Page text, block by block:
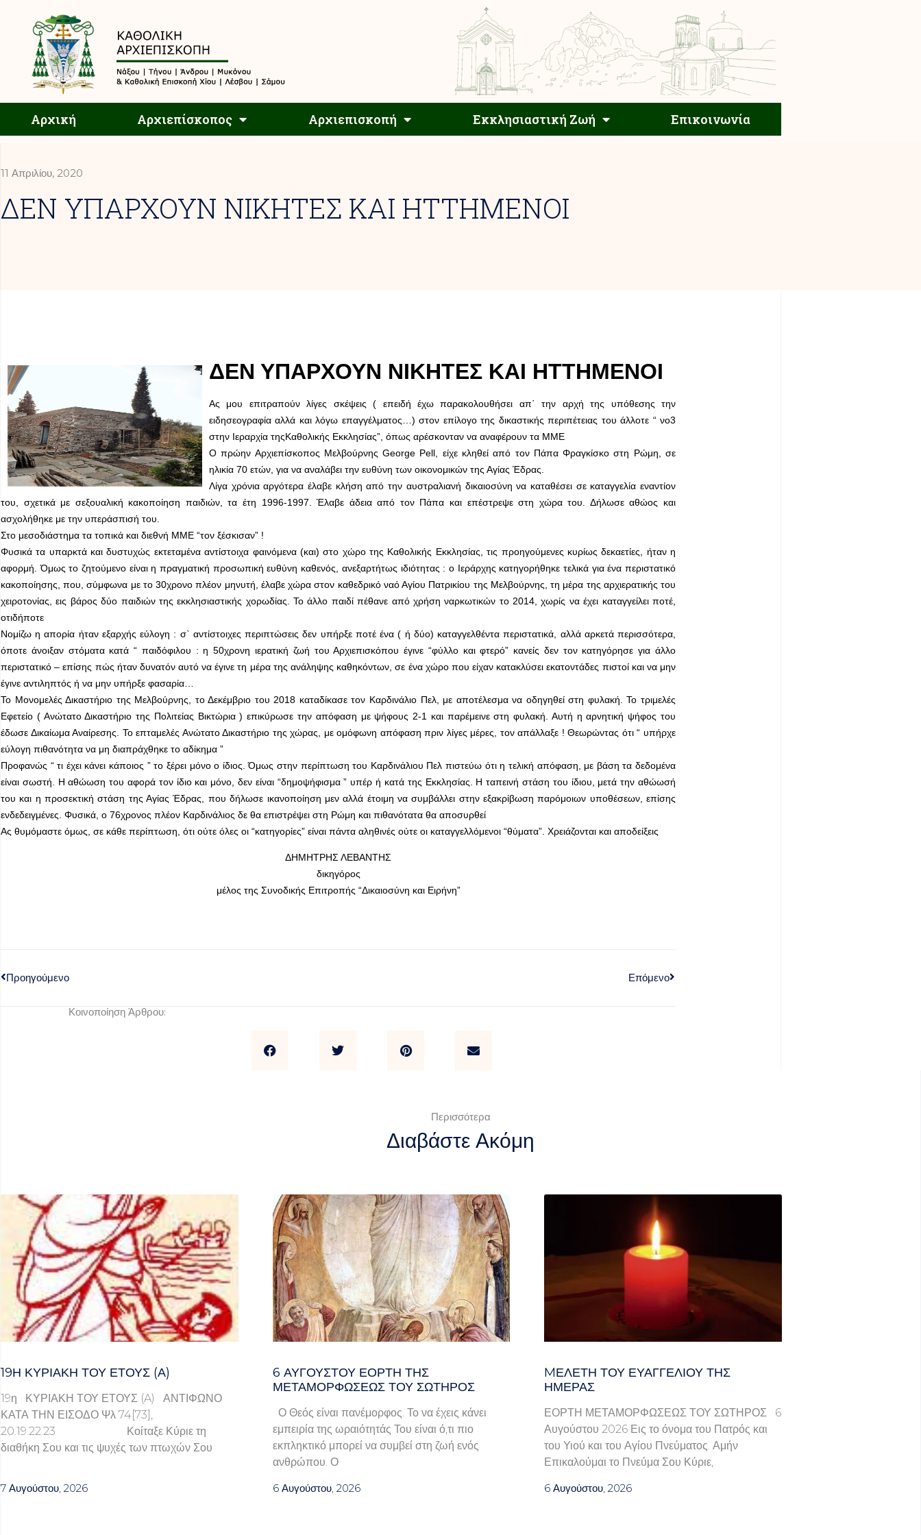
Αρχική Αρχιεπίσκοπος Αρχιεπισκοπή Εκκλησιαστική Ζωή Επικοινωνία
Αρχιεπισκοπή Εκκλησιαστική Ζωή Επικοινωνία
11 Απριλίου, 2020
ΔΕΝ ΥΠΑΡΧΟΥΝ ΝΙΚΗΤΕΣ ΚΑΙ ΗΤΤΗΜΕΝΟΙ
ΔΕΝ ΥΠΑΡΧΟΥΝ ΝΙΚΗΤΕΣ ΚΑΙ ΗΤΤΗΜΕΝΟΙ
Ας μου επιτραπούν λίγες σκέψεις ( επειδή έχω παρακολουθήσει απ΄ την αρχή της υπόθεσης την
ειδησεογραφία αλλά και λόγω επαγγέλματος…) στον επίλογο της δικαστικής περιπέτειας του άλλοτε “ νο3
στην Ιεραρχία τηςΚαθολικής Εκκλησίας”, όπως αρέσκονταν να αναφέρουν τα ΜΜΕ
Ο πρώην Αρχιεπίσκοπος Μελβούρνης George Pell, είχε κληθεί από τον Πάπα Φραγκίσκο στη Ρώμη, σε
ηλικία 70 ετών, για να αναλάβει την ευθύνη των οικονομικών της Αγίας Έδρας.
Λίγα χρόνια αργότερα έλαβε κλήση από την αυστραλιανή δικαιοσύνη να καταθέσει σε καταγγελία εναντίον
του, σχετικά με σεξουαλική κακοποίηση παιδιών, τα έτη 1996-1997. Έλαβε άδεια από τον Πάπα και επέστρεψε στη χώρα του. Δήλωσε αθώος και
ασχολήθηκε με την υπεράσπισή του.
Στο μεσοδιάστημα τα τοπικά και διεθνή ΜΜΕ “τον ξέσκισαν” !
Φυσικά τα υπαρκτά και δυστυχώς εκτεταμένα αντίστοιχα φαινόμενα (και) στο χώρο της Καθολικής Εκκλησίας, τις προηγούμενες κυρίως δεκαετίες, ήταν η
αφορμή. Όμως το ζητούμενο είναι η πραγματική προσωπική ευθύνη καθενός, ανεξαρτήτως ιδιότητας : ο Ιεράρχης κατηγορήθηκε τελικά για ένα περιστατικό
κακοποίησης, που, σύμφωνα με το 30χρονο πλέον μηνυτή, έλαβε χώρα στον καθεδρικό ναό Αγίου Πατρικίου της Μελβούρνης, τη μέρα της αρχιερατικής του
χειροτονίας, εις βάρος δύο παιδιών της εκκλησιαστικής χορωδίας. Το άλλο παιδί πέθανε από χρήση ναρκωτικών το 2014, χωρίς να έχει καταγγείλει ποτέ,
οτιδήποτε
Νομίζω η απορία ήταν εξαρχής εύλογη : σ` αντίστοιχες περιπτώσεις δεν υπήρξε ποτέ ένα ( ή δύο) καταγγελθέντα περιστατικά, αλλά αρκετά περισσότερα,
όποτε άνοιξαν στόματα κατά “ παιδόφιλου : η 50χρονη ιερατική ζωή του Αρχιεπισκόπου έγινε “φύλλο και φτερό” κανείς δεν τον κατηγόρησε για άλλο
περιστατικό – επίσης πώς ήταν δυνατόν αυτό να έγινε τη μέρα της ανάληψης καθηκόντων, σε ένα χώρο που είχαν κατακλύσει εκατοντάδες πιστοί και να μην
έγινε αντιληπτός ή να μην υπήρξε φασαρία…
Το Μονομελές Δικαστήριο της Μελβούρνης, το Δεκέμβριο του 2018 καταδίκασε τον Καρδινάλιο Πελ, με αποτέλεσμα να οδηγηθεί στη φυλακή. Το τριμελές
Εφετείο ( Ανώτατο Δικαστήριο της Πολιτείας Βικτώρια ) επικύρωσε την απόφαση με ψήφους 2-1 και παρέμεινε στη φυλακή. Αυτή η αρνητική ψήφος του
έδωσε Δικαίωμα Αναίρεσης. Το επταμελές Ανώτατο Δικαστήριο της χώρας, με ομόφωνη απόφαση πριν λίγες μέρες, τον απάλλαξε ! Θεωρώντας ότι “ υπήρχε
εύλογη πιθανότητα να μη διαπράχθηκε το αδίκημα ”
Προφανώς “ τι έχει κάνει κάποιος ” το ξέρει μόνο ο ίδιος. Όμως στην περίπτωση του Καρδινάλιου Πελ πιστεύω ότι η τελική απόφαση, με βάση τα δεδομένα
είναι σωστή. Η αθώωση του αφορά τον ίδιο και μόνο, δεν είναι “δημοψήφισμα ” υπέρ ή κατά της Εκκλησίας. Η ταπεινή στάση του ίδιου, μετά την αθώωσή
του και η προσεκτική στάση της Αγίας Έδρας, που δήλωσε ικανοποίηση μεν αλλά έτοιμη να συμβάλλει στην εξακρίβωση παρόμοιων υποθέσεων, επίσης
ενδεδειγμένες. Φυσικά, ο 76χρονος πλέον Καρδινάλιος δε θα επιστρέψει στη Ρώμη και πιθανότατα θα αποσυρθεί
Ας θυμόμαστε όμως, σε κάθε περίπτωση, ότι ούτε όλες οι “κατηγορίες” είναι πάντα αληθινές ούτε οι καταγγελλόμενοι “θύματα”. Χρειάζονται και αποδείξεις
ΔΗΜΗΤΡΗΣ ΛΕΒΑΝΤΗΣ
δικηγόρος
μέλος της Συνοδικής Επιτροπής “Δικαιοσύνη και Ειρήνη”
Προηγούμενο Επόμενο
Κοινοποίηση Άρθρου:
Περισσότερα
Διαβάστε Ακόμη
19Η ΚΥΡΙΑΚΉ ΤΟΥ ΈΤΟΥΣ (Α)
19η ΚΥΡΙΑΚΗ ΤΟΥ ΕΤΟΥΣ (A) ΑΝΤΙΦΩΝΟ
ΚΑΤΑ ΤΗΝ ΕΙΣΟΔΟ Ψλ 74[73],
20.19.22.23 Κοίταξε Κύριε τη
διαθήκη Σου και τις ψυχές των πτωχών Σου
7 Αυγούστου, 2026
6 ΑΥΓΟΥΣΤΟΥ ΕΟΡΤΗ ΤΗΣ
ΜΕΤΑΜΟΡΦΩΣΕΩΣ ΤΟΥ ΣΩΤΗΡΟΣ
Ο Θεός είναι πανέμορφος. Το να έχεις κάνει
εμπειρία της ωραιότητάς Του είναι ό,τι πιο
εκπληκτικό μπορεί να συμβεί στη ζωή ενός
ανθρώπου. Ο
6 Αυγούστου, 2026
MΕΛΈΤΗ ΤΟΥ ΕΥΑΓΓΕΛΊΟΥ ΤΗΣ
ΗΜΈΡΑΣ
ΕΟΡΤΗ ΜΕΤΑΜΟΡΦΩΣΕΩΣ ΤΟΥ ΣΩΤΗΡΟΣ 6
Αυγούστου 2026 Εις το όνομα του Πατρός και
του Υιού και του Αγίου Πνεύματος. Αμήν
Επικαλούμαι το Πνεύμα Σου Κύριε,
6 Αυγούστου, 2026